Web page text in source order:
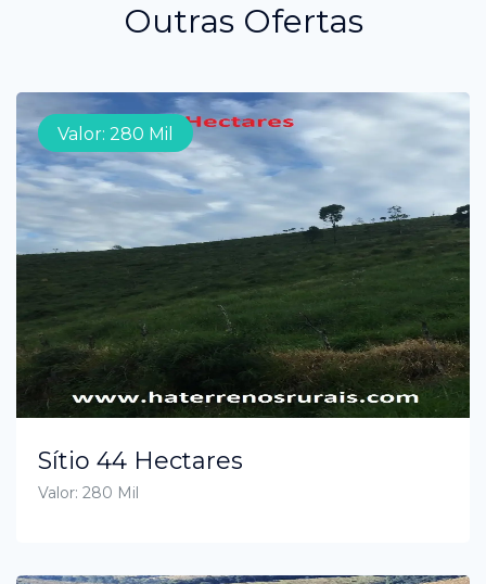
Outras Ofertas
Valor: 280 Mil
Sítio 44 Hectares
Valor: 280 Mil